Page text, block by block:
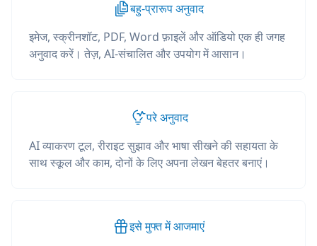
बहु-प्रारूप अनुवाद
इमेज, स्क्रीनशॉट, PDF, Word फ़ाइलें और ऑडियो एक ही जगह
अनुवाद करें। तेज़, AI-संचालित और उपयोग में आसान।
परे अनुवाद
AI व्याकरण टूल, रीराइट सुझाव और भाषा सीखने की सहायता के
साथ स्कूल और काम, दोनों के लिए अपना लेखन बेहतर बनाएं।
इसे मुफ्त में आजमाएं